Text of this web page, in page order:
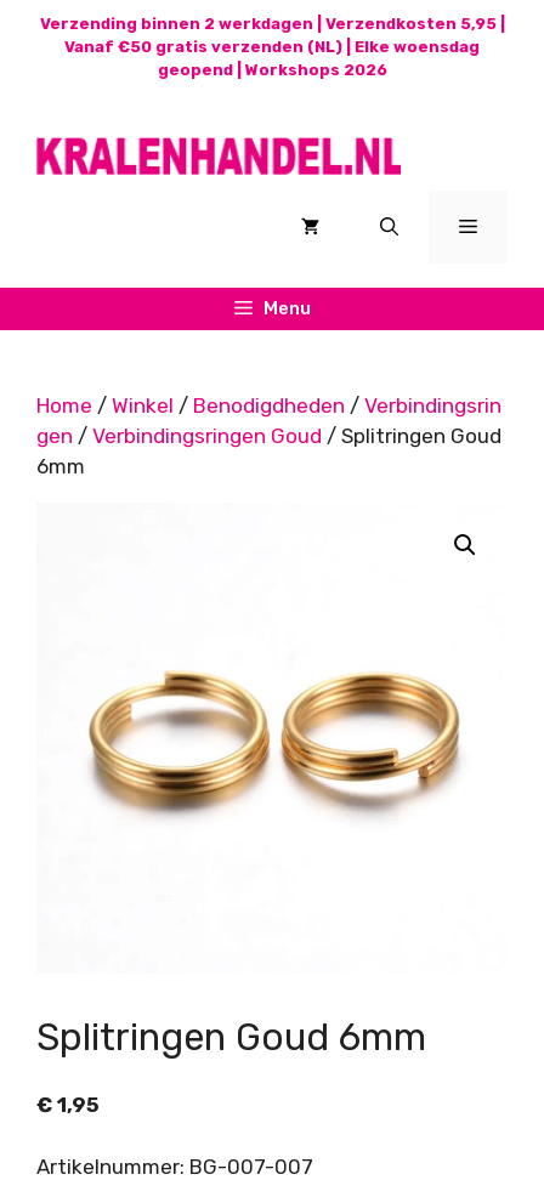
Verzending binnen 2 werkdagen | Verzendkosten 5,95 |
Vanaf €50 gratis verzenden (NL) | Elke woensdag
geopend | Workshops 2026
Menu
Menu
Home / Winkel / Benodigdheden / Verbindingsrin
gen / Verbindingsringen Goud / Splitringen Goud
6mm
Splitringen Goud 6mm
€ 1,95
Artikelnummer: BG-007-007